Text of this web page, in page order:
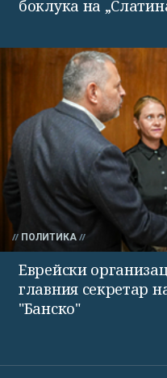
боклука на
ПОЛИТИКА
Еврейски
главния секретар
"Банско"